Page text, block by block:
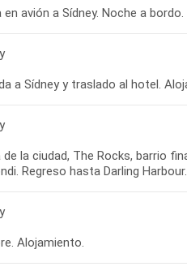
en avión a Sídney. Noche a bordo.
a Sídney y traslado al hotel.
la ciudad, The Rocks, barrio
Alojamiento.